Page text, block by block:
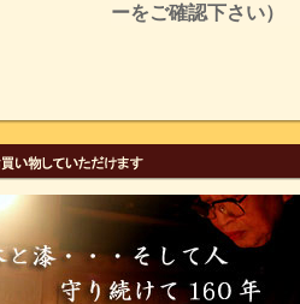
ーをご確認下さい）